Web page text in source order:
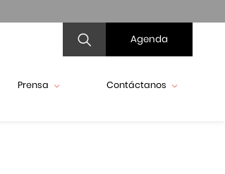
Agenda
Prensa Contáctanos